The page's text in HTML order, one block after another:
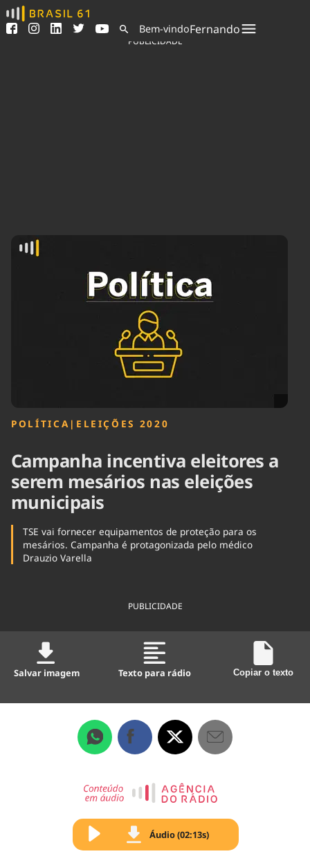
Ver todas as notícias
Podcasts
Indicadores
Agronegócios
Cultura
Economia
Educação
Infraestrutura
Internacional
Política
Saúde
Bem-vindoFernando
PUBLICIDADE
POLÍTICA | ELEIÇÕES 2020
Campanha incentiva eleitores a
serem mesários nas eleições
municipais
TSE vai fornecer equipamentos de proteção para os
mesários. Campanha é protagonizada pelo médico
Drauzio Varella
PUBLICIDADE
Salvar imagem Texto para rádio Copiar o texto
Áudio (02:13s)